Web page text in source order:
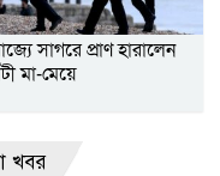
সাগরে প্রাণ হারালেন
মা-মেয়ে
খবর